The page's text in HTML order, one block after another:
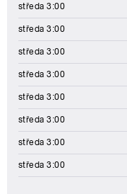
středa 3:00
středa 3:00
středa 3:00
středa 3:00
středa 3:00
středa 3:00
středa 3:00
středa 3:00